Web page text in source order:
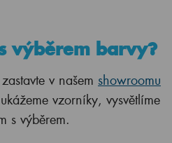
výběrem barvy?
v našem showroomu
vzorníky, vysvětlíme
s výběrem.